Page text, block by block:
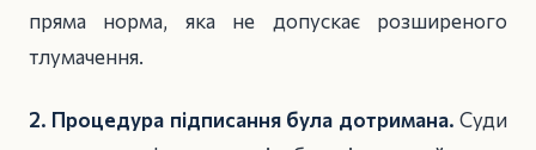
пряма норма, яка не допускає розширеного
тлумачення.
2. Процедура підписання була дотримана. Суди